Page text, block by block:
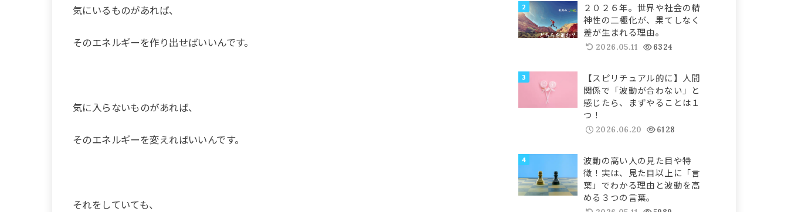
気にいるものがあれば、
そのエネルギーを作り出せばいいんです。
気に入らないものがあれば、
そのエネルギーを変えればいいんです。
それをしていても、
２０２６年。世界や社会の精
神性の二極化が、果てしなく
差が生まれる理由。
2026.05.11 6324
【スピリチュアル的に】人間
関係で「波動が合わない」と
感じたら、まずやることは１
つ！
2026.06.20 6128
波動の高い人の見た目や特
徴！実は、見た目以上に「言
葉」でわかる理由と波動を高
める３つの言葉。